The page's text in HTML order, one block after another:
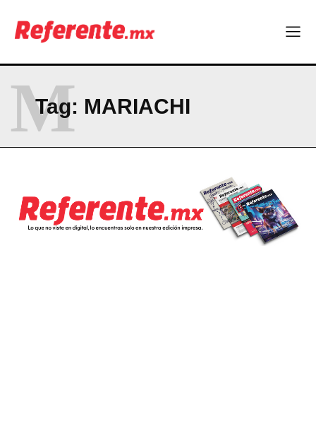
profesionistas chihuahuenses
El proyecto que cambió al mundo sin proponérselo: cómo
Más escuelas renovadas: fortalecen espacios para el regreso
¿Y si el futuro industrial de Chihuahua estuviera en el aire?
Los 40 ya no son la mitad de la vida: son el nuevo punto de
partida
ABOUT
Tag: MARIACHI
M